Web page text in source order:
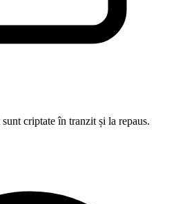
criptate în tranzit și la repaus.